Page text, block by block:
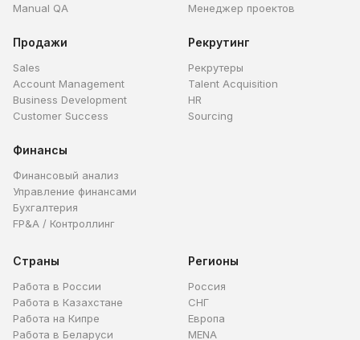
Manual QA
Менеджер проектов
Продажи
Sales
Account Management
Business Development
Customer Success
Рекрутинг
Рекрутеры
Talent Acquisition
HR
Sourcing
Финансы
Финансовый анализ
Управление финансами
Бухгалтерия
FP&A / Контроллинг
Страны
Работа в России
Работа в Казахстане
Работа на Кипре
Работа в Беларуси
Регионы
Россия
СНГ
Европа
MENA